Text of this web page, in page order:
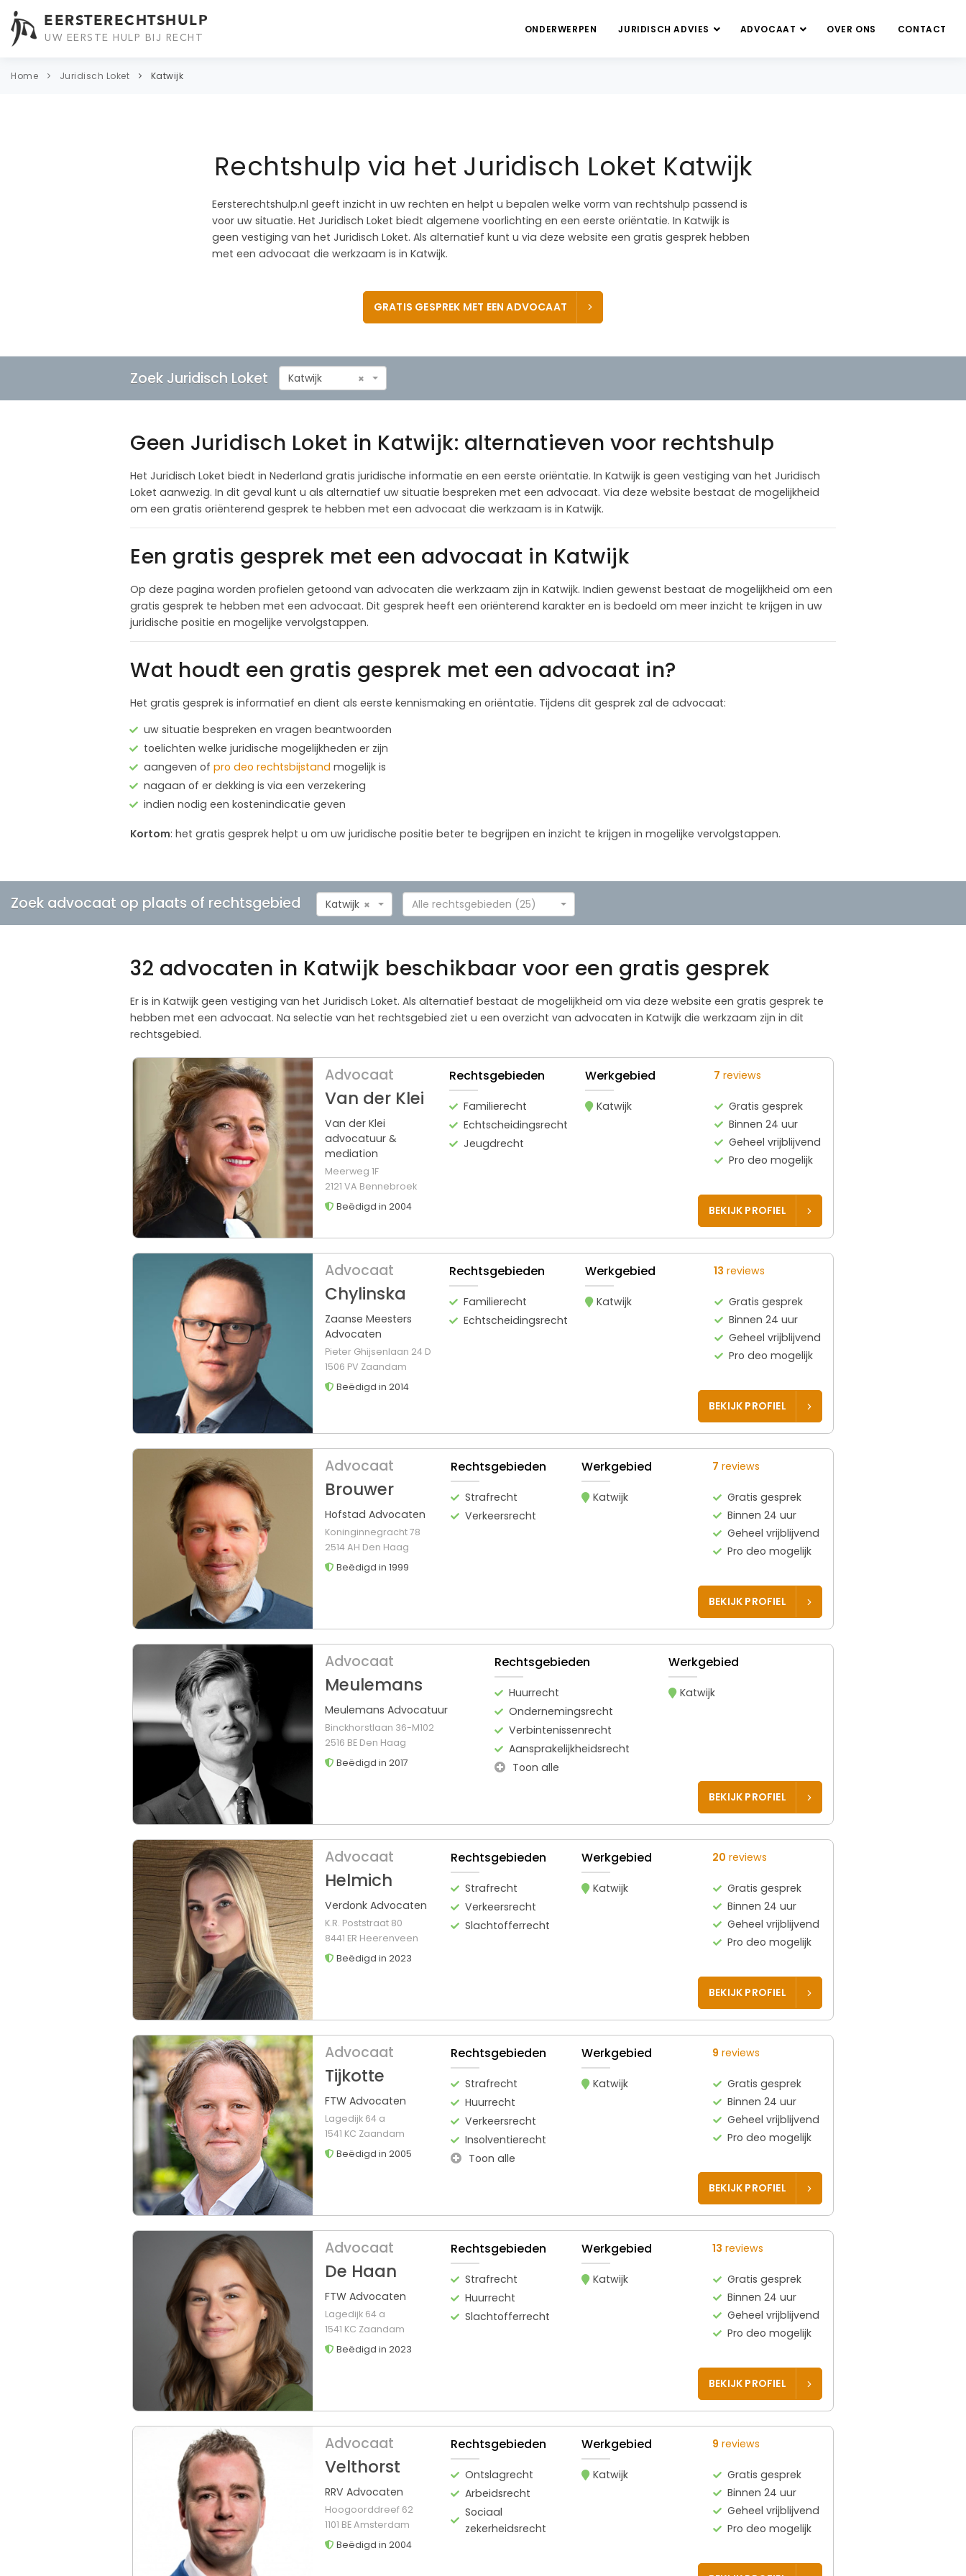
EERSTERECHTSHULP
UW EERSTE HULP BIJ RECHT
ONDERWERPEN JURIDISCH ADVIES ADVOCAAT OVER ONS CONTACT
Home Juridisch Loket Katwijk
Rechtshulp via het Juridisch Loket Katwijk
Eersterechtshulp.nl geeft inzicht in uw rechten en helpt u bepalen welke vorm van rechtshulp passend is
voor uw situatie. Het Juridisch Loket biedt algemene voorlichting en een eerste oriëntatie. In Katwijk is
geen vestiging van het Juridisch Loket. Als alternatief kunt u via deze website een gratis gesprek hebben
met een advocaat die werkzaam is in Katwijk.
GRATIS GESPREK MET EEN ADVOCAAT
Zoek Juridisch Loket ×
Katwijk
Geen Juridisch Loket in Katwijk: alternatieven voor rechtshulp
Het Juridisch Loket biedt in Nederland gratis juridische informatie en een eerste oriëntatie. In Katwijk is geen vestiging van het Juridisch
Loket aanwezig. In dit geval kunt u als alternatief uw situatie bespreken met een advocaat. Via deze website bestaat de mogelijkheid
om een gratis oriënterend gesprek te hebben met een advocaat die werkzaam is in Katwijk.
Een gratis gesprek met een advocaat in Katwijk
Op deze pagina worden profielen getoond van advocaten die werkzaam zijn in Katwijk. Indien gewenst bestaat de mogelijkheid om een
gratis gesprek te hebben met een advocaat. Dit gesprek heeft een oriënterend karakter en is bedoeld om meer inzicht te krijgen in uw
juridische positie en mogelijke vervolgstappen.
Wat houdt een gratis gesprek met een advocaat in?
Het gratis gesprek is informatief en dient als eerste kennismaking en oriëntatie. Tijdens dit gesprek zal de advocaat:
uw situatie bespreken en vragen beantwoorden
toelichten welke juridische mogelijkheden er zijn
aangeven of pro deo rechtsbijstand mogelijk is
nagaan of er dekking is via een verzekering
indien nodig een kostenindicatie geven
Kortom: het gratis gesprek helpt u om uw juridische positie beter te begrijpen en inzicht te krijgen in mogelijke vervolgstappen.
Zoek advocaat op plaats of rechtsgebied ×
Katwijk Alle rechtsgebieden (25)
32 advocaten in Katwijk beschikbaar voor een gratis gesprek
Er is in Katwijk geen vestiging van het Juridisch Loket. Als alternatief bestaat de mogelijkheid om via deze website een gratis gesprek te
hebben met een advocaat. Na selectie van het rechtsgebied ziet u een overzicht van advocaten in Katwijk die werkzaam zijn in dit
rechtsgebied.
Advocaat
Van der Klei
Van der Klei
advocatuur &
mediation
Meerweg 1F
2121 VA Bennebroek
Beëdigd in 2004
Rechtsgebieden
Familierecht
Echtscheidingsrecht
Jeugdrecht
Werkgebied
Katwijk
7 reviews
Gratis gesprek
Binnen 24 uur
Geheel vrijblijvend
Pro deo mogelijk
BEKIJK PROFIEL
Advocaat
Chylinska
Zaanse Meesters
Advocaten
Pieter Ghijsenlaan 24 D
1506 PV Zaandam
Beëdigd in 2014
Rechtsgebieden
Familierecht
Echtscheidingsrecht
Werkgebied
Katwijk
13 reviews
Gratis gesprek
Binnen 24 uur
Geheel vrijblijvend
Pro deo mogelijk
BEKIJK PROFIEL
Advocaat
Brouwer
Hofstad Advocaten
Koninginnegracht 78
2514 AH Den Haag
Beëdigd in 1999
Rechtsgebieden
Strafrecht
Verkeersrecht
Werkgebied
Katwijk
7 reviews
Gratis gesprek
Binnen 24 uur
Geheel vrijblijvend
Pro deo mogelijk
BEKIJK PROFIEL
Advocaat
Meulemans
Meulemans Advocatuur
Binckhorstlaan 36-M102
2516 BE Den Haag
Beëdigd in 2017
Rechtsgebieden
Huurrecht
Ondernemingsrecht
Verbintenissenrecht
Aansprakelijkheidsrecht
Toon alle
Werkgebied
Katwijk
BEKIJK PROFIEL
Advocaat
Helmich
Verdonk Advocaten
K.R. Poststraat 80
8441 ER Heerenveen
Beëdigd in 2023
Rechtsgebieden
Strafrecht
Verkeersrecht
Slachtofferrecht
Werkgebied
Katwijk
20 reviews
Gratis gesprek
Binnen 24 uur
Geheel vrijblijvend
Pro deo mogelijk
BEKIJK PROFIEL
Advocaat
Tijkotte
FTW Advocaten
Lagedijk 64 a
1541 KC Zaandam
Beëdigd in 2005
Rechtsgebieden
Strafrecht
Huurrecht
Verkeersrecht
Insolventierecht
Toon alle
Werkgebied
Katwijk
9 reviews
Gratis gesprek
Binnen 24 uur
Geheel vrijblijvend
Pro deo mogelijk
BEKIJK PROFIEL
Advocaat
De Haan
FTW Advocaten
Lagedijk 64 a
1541 KC Zaandam
Beëdigd in 2023
Rechtsgebieden
Strafrecht
Huurrecht
Slachtofferrecht
Werkgebied
Katwijk
13 reviews
Gratis gesprek
Binnen 24 uur
Geheel vrijblijvend
Pro deo mogelijk
BEKIJK PROFIEL
Advocaat
Velthorst
RRV Advocaten
Hoogoorddreef 62
1101 BE Amsterdam
Beëdigd in 2004
Rechtsgebieden
Ontslagrecht
Arbeidsrecht
Sociaal
zekerheidsrecht
Werkgebied
Katwijk
9 reviews
Gratis gesprek
Binnen 24 uur
Geheel vrijblijvend
Pro deo mogelijk